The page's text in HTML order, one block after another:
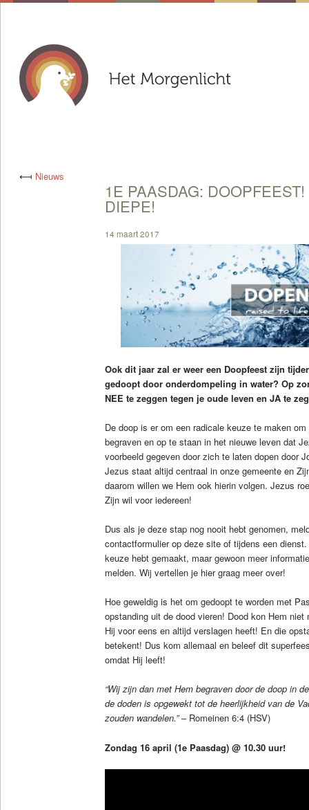
⟻ Nieuws
1E PAASDAG:
DIEPE!
14 maart 2017
Ook dit jaar zal er weer een Doopfeest zijn
gedoopt door onderdompeling in water? Op
NEE te zeggen tegen je oude leven en JA te
De doop is er om een radicale keuze te maken
begraven en op te staan in het nieuwe leven dat
voorbeeld gegeven door zich te laten dopen door
Jezus staat altijd centraal in onze gemeente en
daarom willen we Hem ook hierin volgen. Jezus
Zijn wil voor iedereen!
Dus als je deze stap nog nooit hebt genomen,
contactformulier op deze site of tijdens een
keuze hebt gemaakt, maar gewoon meer
melden. Wij vertellen je hier graag meer over!
Hoe geweldig is het om gedoopt te worden met
opstanding uit de dood vieren! Dood kon Hem
Hij voor eens en altijd verslagen heeft! En die
betekent! Dus kom allemaal en beleef dit
omdat Hij leeft!
“Wij zijn dan met Hem begraven door de doop in
de doden is opgewekt tot de heerlijkheid van de
zouden wandelen.”– Romeinen 6:4 (HSV)
Zondag 16 april (1e Paasdag) @ 10.30 uur!